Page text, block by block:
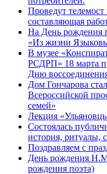
Проведут
составляющая
На День рождения
«Из жизни
В музее
РСДРП» 18 марта
Дню
Дом Гончарова
Всероссийской
семей»
Лекция
Состоялась
история, ритуалы,
Поздравляем с
День рождения
рождения поэта)